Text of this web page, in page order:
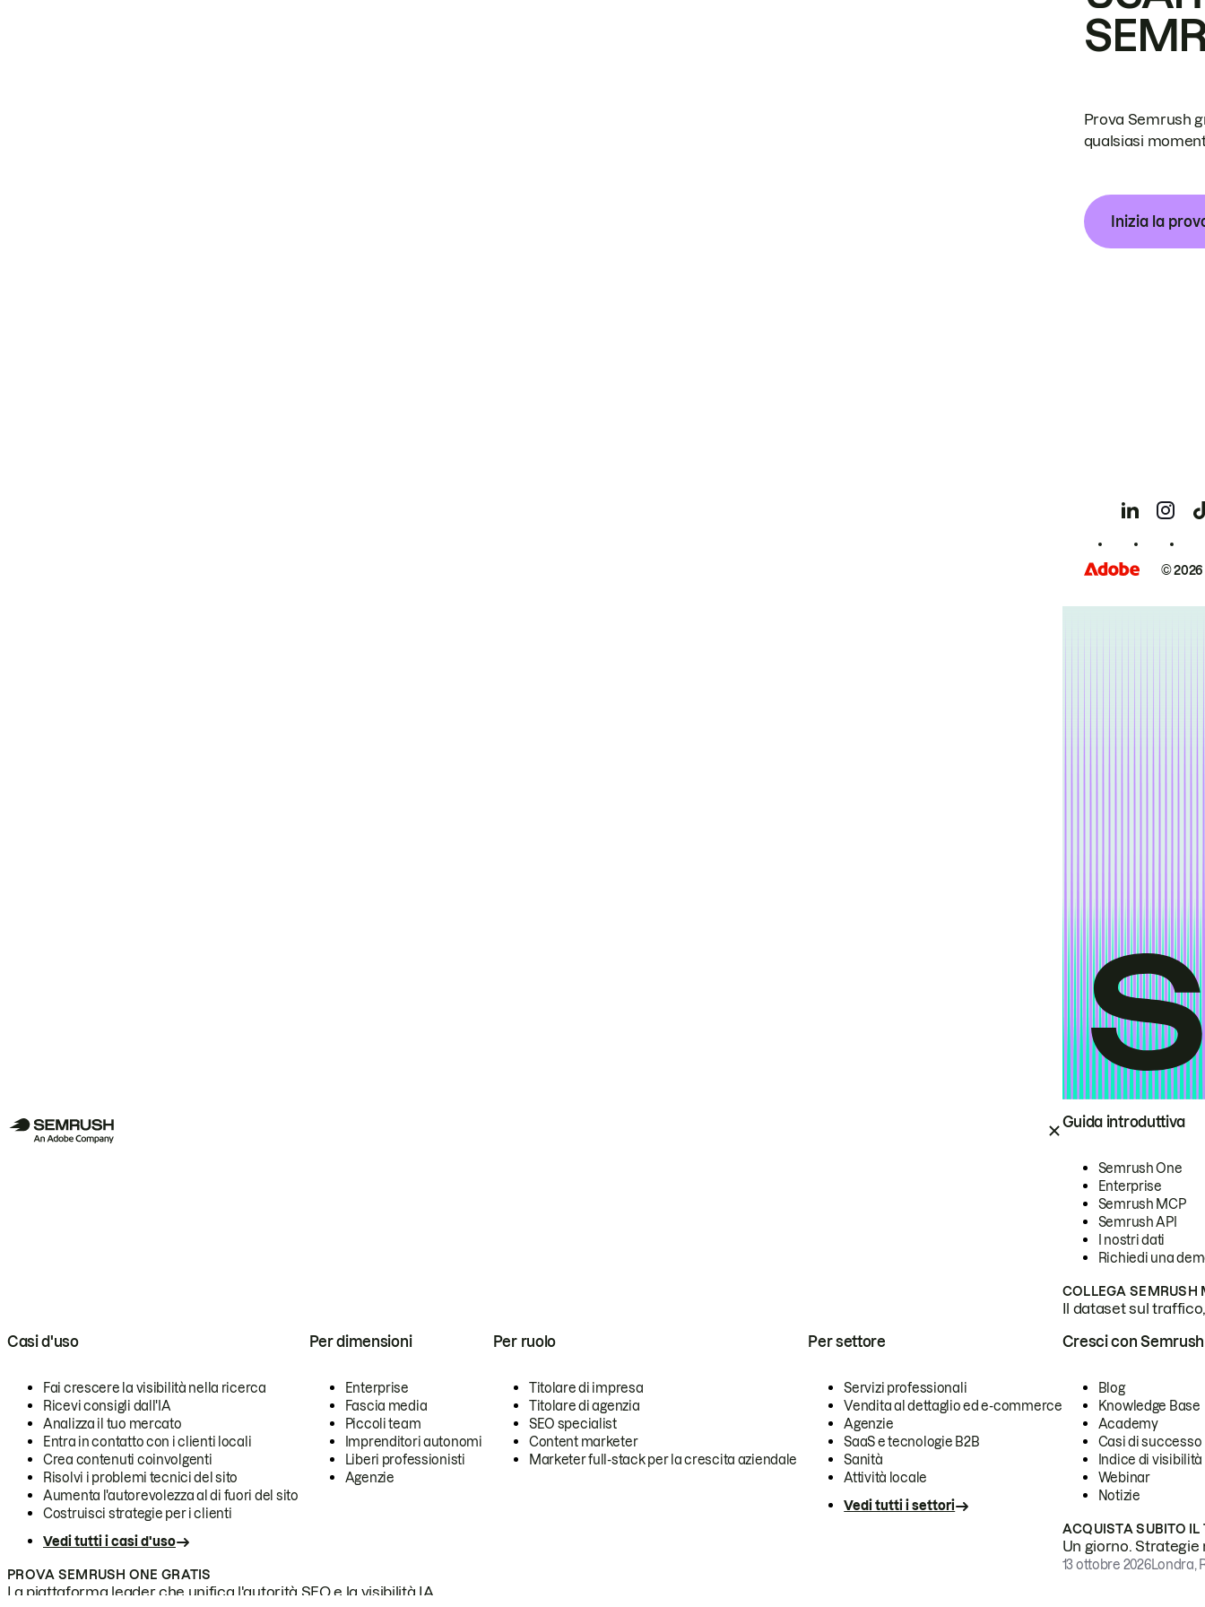
Guida introduttiva
Semrush One
Enterprise
Semrush MCP
Semrush API
I nostri dati
Richiedi una
COLLEGA SEMRUSH
Il dataset sul
Casi d'uso
Fai crescere la visibilità nella ricerca
Ricevi consigli dall'IA
Analizza il tuo mercato
Entra in contatto con i clienti locali
Crea contenuti coinvolgenti
Risolvi i problemi tecnici del sito
Aumenta l'autorevolezza al di fuori del sito
Costruisci strategie per i clienti
Vedi tutti i casi d'uso
Per dimensioni
Enterprise
Fascia media
Piccoli team
Imprenditori autonomi
Liberi professionisti
Agenzie
Per ruolo
Titolare di impresa
Titolare di agenzia
SEO specialist
Content marketer
Marketer full-stack per la crescita aziendale
Per settore
Servizi professionali
Vendita al dettaglio ed e-commerce
Agenzie
SaaS e tecnologie B2B
Sanità
Attività locale
Vedi tutti i settori
PROVA SEMRUSH ONE GRATIS
La piattaforma leader che unifica l'autorità SEO e la visibilità IA.
Cresci con Semrush
Blog
Knowledge Base
Academy
Casi di successo
Indice di visibilità
Webinar
Notizie
ACQUISTA SUBITO IL
Un giorno.
13 ottobre 2026Londra,
Prova Semrush
qualsiasi
Inizia la
©